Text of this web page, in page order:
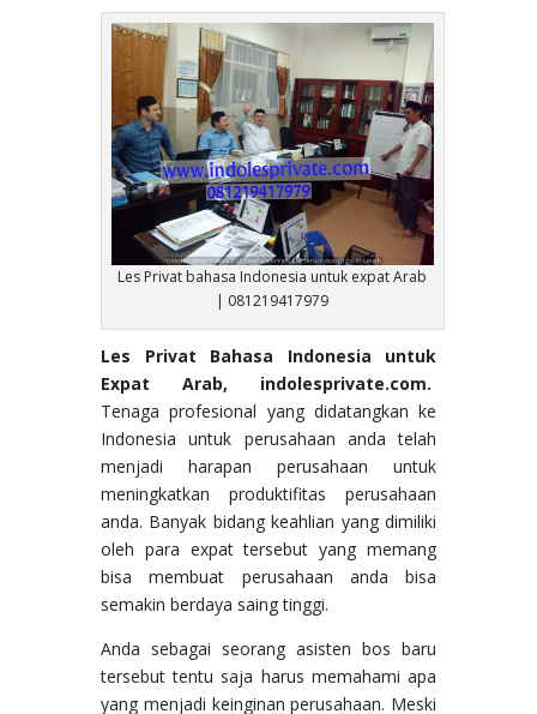
Les Privat bahasa Indonesia untuk expat Arab
| 081219417979
Les Privat Bahasa Indonesia untuk
Expat Arab, indolesprivate.com.
Tenaga profesional yang didatangkan ke
Indonesia untuk perusahaan anda telah
menjadi harapan perusahaan untuk
meningkatkan produktifitas perusahaan
anda. Banyak bidang keahlian yang dimiliki
oleh para expat tersebut yang memang
bisa membuat perusahaan anda bisa
semakin berdaya saing tinggi.
Anda sebagai seorang asisten bos baru
tersebut tentu saja harus memahami apa
yang menjadi keinginan perusahaan. Meski